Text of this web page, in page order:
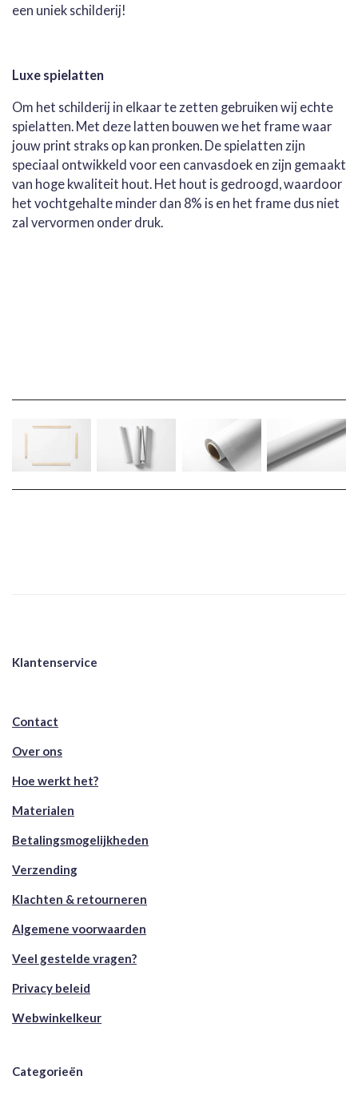
een uniek schilderij!
Luxe spielatten
Om het schilderij in elkaar te zetten gebruiken wij echte
spielatten. Met deze latten bouwen we het frame waar
jouw print straks op kan pronken. De spielatten zijn
speciaal ontwikkeld voor een canvasdoek en zijn gemaakt
van hoge kwaliteit hout. Het hout is gedroogd, waardoor
het vochtgehalte minder dan 8% is en het frame dus niet
zal vervormen onder druk.
Klantenservice
Contact
Over ons
Hoe werkt het?
Materialen
Betalingsmogelijkheden
Verzending
Klachten & retourneren
Algemene voorwaarden
Veel gestelde vragen?
Privacy beleid
Webwinkelkeur
Categorieën